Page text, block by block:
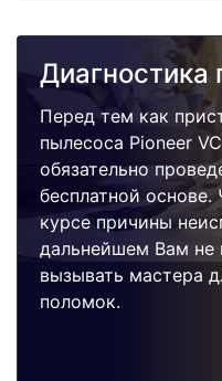
Диагностика
Перед тем как
пылесоса Pioneer
обязательно
бесплатной
курсе причины
дальнейшем Вам не
вызывать мастера
поломок.